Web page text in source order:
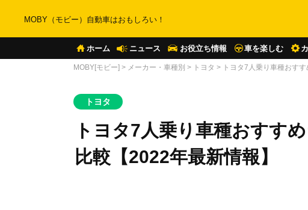
MOBY（モビー）自動車はおもしろい！
ホーム ニュース お役立ち情報 車を楽しむ
MOBY[モビー] > メーカー・車種別 > トヨタ > トヨタ7人乗り車種おす
トヨタ
トヨタ7人乗り車種おすす
比較【2022年最新情報】